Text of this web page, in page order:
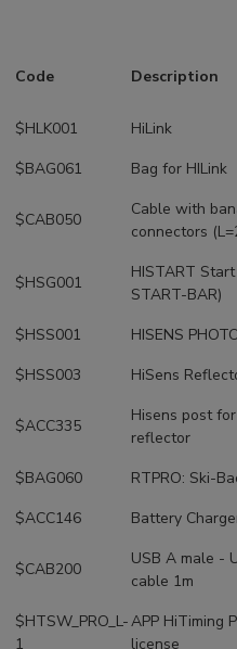
Code Description
$HLK001 HiLink
$BAG061
Bag for HILink
$CAB050
Cable with
connectors
$HSG001
HISTART
START-BAR)
$HSS001 HISENS
$HSS003
HiSens
$ACC335
Hisens post
reflector
$BAG060 RTPRO: Ski-
$ACC146
Battery
$CAB200
USB A male -
cable 1m
$HTSW_PRO_L-
1
APP HiTiming
license